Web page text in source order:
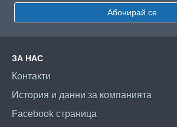
Абонирай се
ЗА НАС
Контакти
История и данни за компанията
Facebook страница